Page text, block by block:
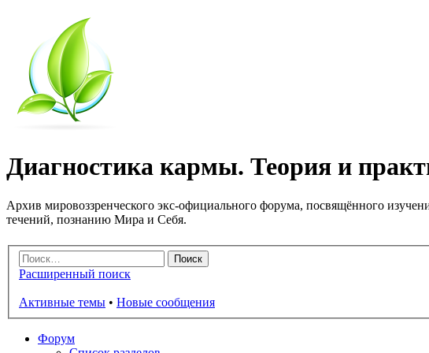
Диагностика кармы. Теория и
Архив мировоззренческого экс-официального форума, посвящённого
течений, познанию Мира и Себя.
Расширенный поиск
Активные темы • Новые сообщения
Форум